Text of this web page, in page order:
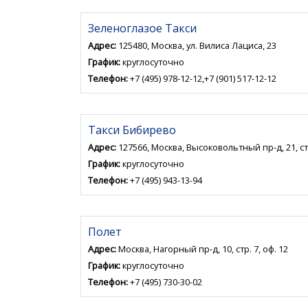
Зеленоглазое Такси
Адрес: 125480, Москва, ул. Вилиса Лациса, 23
График:круглосуточно
Телефон:+7 (495) 978-12-12,+7 (901) 517-12-12
Такси Бибирево
Адрес: 127566, Москва, Высоковольтный пр-д, 21,
График:круглосуточно
Телефон:+7 (495) 943-13-94
Полет
Адрес:Москва, Нагорный пр-д, 10, стр. 7, оф. 12
График:круглосуточно
Телефон:+7 (495) 730-30-02